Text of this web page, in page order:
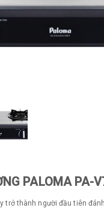
PALOMA PA-
trở thành người đầu tiên